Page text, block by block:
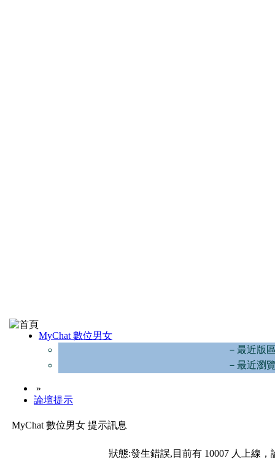
MyChat 數位男女
－最近版
－最近瀏
»
論壇提示
MyChat 數位男女 提示訊息
狀態:發生錯誤,目前有 10007 人上線